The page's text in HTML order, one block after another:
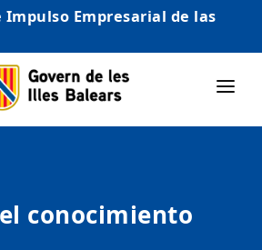
Impulso Empresarial de las
conocimiento